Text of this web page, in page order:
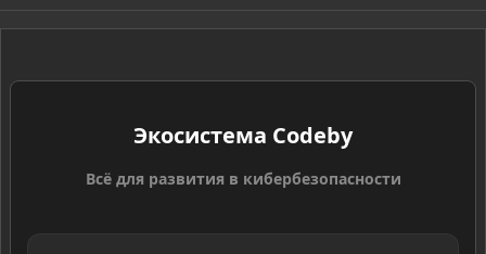
S
Экосистема Codeby
Всё для развития в кибербезопасности